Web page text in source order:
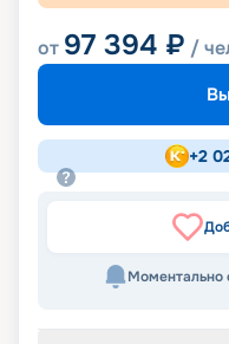
от 97 394 ₽ /
+2
Моментально